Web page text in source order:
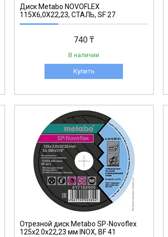
Диск Metabo NOVOFLEX
115X6,0X22,23, СТАЛЬ, SF 27
740 ₸
В наличии
Купить
Отрезной диск Metabo SP-Novoflex
125x2.0x22,23 мм INOX, BF 41
617165000